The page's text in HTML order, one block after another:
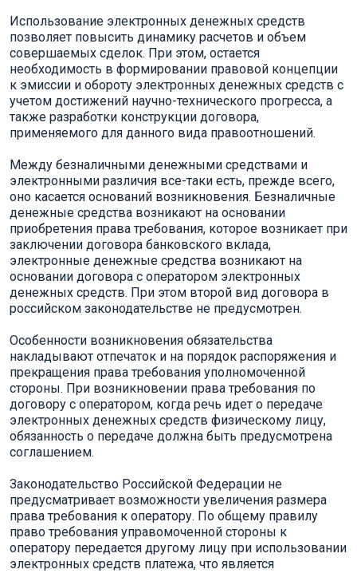
Использование электронных денежных средств
позволяет повысить динамику расчетов и объем
совершаемых сделок. При этом, остается
необходимость в формировании правовой концепции
к эмиссии и обороту электронных денежных средств с
учетом достижений научно-технического прогресса, а
также разработки конструкции договора,
применяемого для данного вида правоотношений.
Между безналичными денежными средствами и
электронными различия все-таки есть, прежде всего,
оно касается оснований возникновения. Безналичные
денежные средства возникают на основании
приобретения права требования, которое возникает при
заключении договора банковского вклада,
электронные денежные средства возникают на
основании договора с оператором электронных
денежных средств. При этом второй вид договора в
российском законодательстве не предусмотрен.
Особенности возникновения обязательства
накладывают отпечаток и на порядок распоряжения и
прекращения права требования уполномоченной
стороны. При возникновении права требования по
договору с оператором, когда речь идет о передаче
электронных денежных средств физическому лицу,
обязанность о передаче должна быть предусмотрена
соглашением.
Законодательство Российской Федерации не
предусматривает возможности увеличения размера
права требования к оператору. По общему правилу
право требования управомоченной стороны к
оператору передается другому лицу при использовании
электронных средств платежа, что является